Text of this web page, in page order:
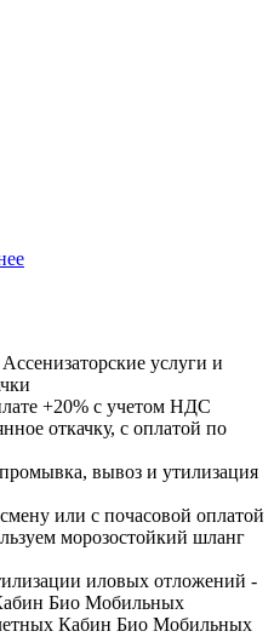
услуги и
+20% с учетом НДС
откачку, с оплатой по
вывоз и утилизация
или с почасовой оплатой
морозостойкий шланг
иловых отложений -
Био Мобильных
Кабин Био Мобильных